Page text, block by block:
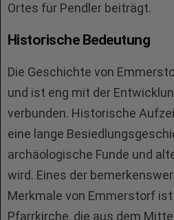
Ortes für Pendler beiträgt.
Historische Bedeutung
Die Geschichte von
und ist eng mit der
verbunden. Historische
eine lange
archäologische Funde und
wird. Eines der
Merkmale von Emmerstorf
Pfarrkirche, die aus dem